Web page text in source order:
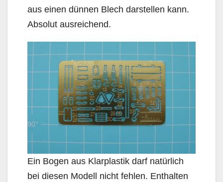
aus einen dünnen Blech darstellen kann.
Absolut ausreichend.
Ein Bogen aus Klarplastik darf natürlich
bei diesen Modell nicht fehlen. Enthalten